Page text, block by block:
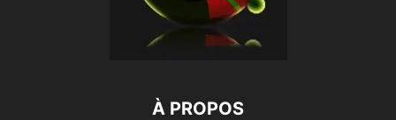
À PROPOS